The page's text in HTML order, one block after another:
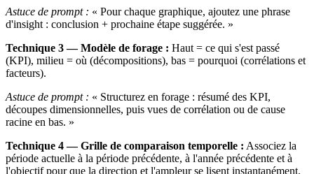
Astuce de prompt : « Pour chaque graphique, ajoutez une phrase
d'insight : conclusion + prochaine étape suggérée. »
Technique 3 — Modèle de forage : Haut = ce qui s'est passé
(KPI), milieu = où (décompositions), bas = pourquoi (corrélations et
facteurs).
Astuce de prompt : « Structurez en forage : résumé des KPI,
découpes dimensionnelles, puis vues de corrélation ou de cause
racine en bas. »
Technique 4 — Grille de comparaison temporelle : Associez la
période actuelle à la période précédente, à l'année précédente et à
l'objectif pour que la direction et l'ampleur se lisent instantanément.